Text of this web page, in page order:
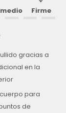
Firme
gracias a
en la
para
de